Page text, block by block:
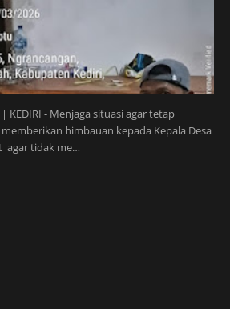
| KEDIRI - Menjaga situasi agar tetap
himbauan kepada Kepala Desa
agar tidak me…